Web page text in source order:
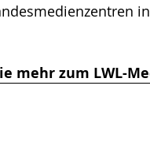
mehr zum LWL-